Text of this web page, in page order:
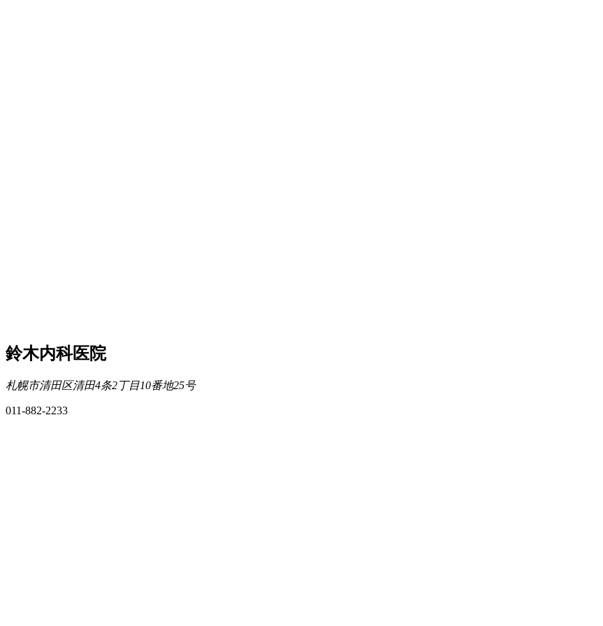
鈴木内科医院
札幌市清田区清田4条2丁目10番地25号
011-882-2233